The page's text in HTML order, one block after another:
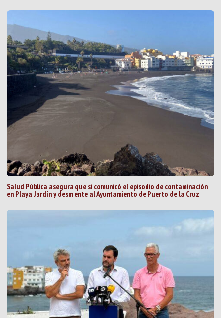
Salud Pública asegura que si comunicó el episodio de contaminación
en Playa Jardín y desmiente al Ayuntamiento de Puerto de la Cruz